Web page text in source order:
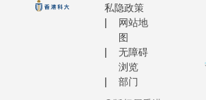
私隐政策
网站地
图
无障碍
浏览
部门